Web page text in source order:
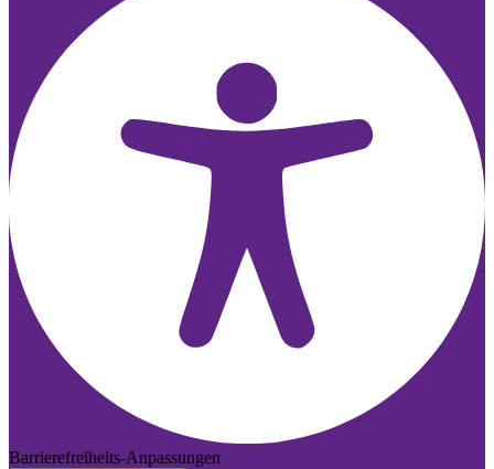
Barrierefreiheits-Anpassungen